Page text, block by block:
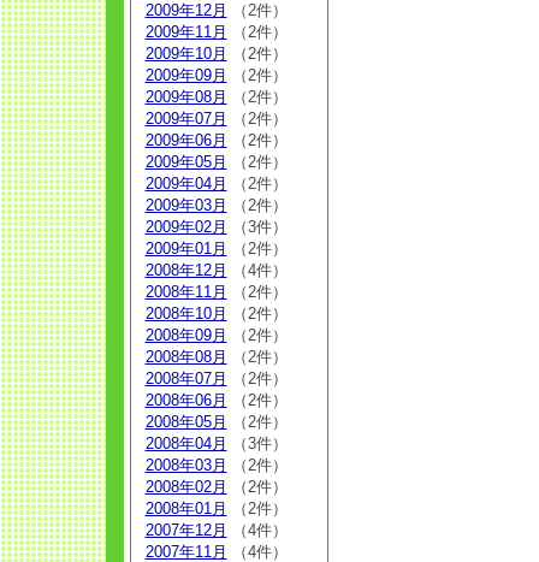
2009年12月
（2件）
2009年11月
（2件）
2009年10月
（2件）
2009年09月
（2件）
2009年08月
（2件）
2009年07月
（2件）
2009年06月
（2件）
2009年05月
（2件）
2009年04月
（2件）
2009年03月
（2件）
2009年02月
（3件）
2009年01月
（2件）
2008年12月
（4件）
2008年11月
（2件）
2008年10月
（2件）
2008年09月
（2件）
2008年08月
（2件）
2008年07月
（2件）
2008年06月
（2件）
2008年05月
（2件）
2008年04月
（3件）
2008年03月
（2件）
2008年02月
（2件）
2008年01月
（2件）
2007年12月
（4件）
2007年11月
（4件）